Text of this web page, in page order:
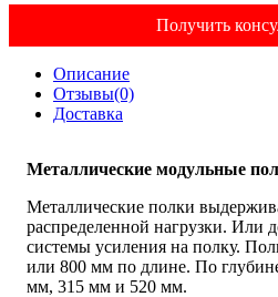
Получить
Описание
Отзывы(0)
Доставка
Металлические модульные
Металлические полки
распределенной нагрузки. Или
системы усиления на полку.
или 800 мм по длине. По
мм, 315 мм и 520 мм.